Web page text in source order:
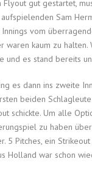
gut gestartet,
Sam
vom
waren kaum zu halten.
und es stand bereits
es dann ins zweite
beiden
schickte. Um alle
zu haben
5 Pitches, ein
Holland war schon